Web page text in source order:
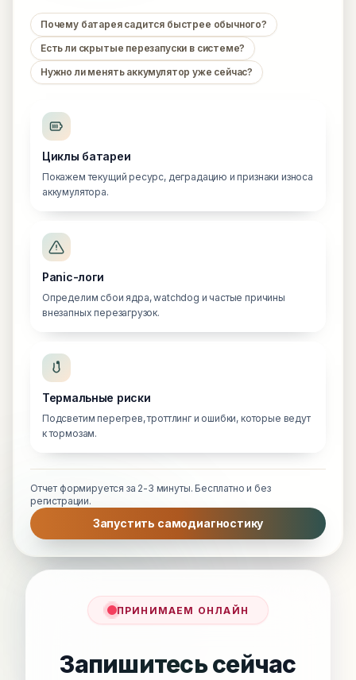
Почему батарея садится быстрее обычного?
Есть ли скрытые перезапуски в системе?
Нужно ли менять аккумулятор уже сейчас?
Циклы батареи
Покажем текущий ресурс, деградацию и признаки износа
аккумулятора.
Panic-логи
Определим сбои ядра, watchdog и частые причины
внезапных перезагрузок.
Термальные риски
Подсветим перегрев, троттлинг и ошибки, которые ведут
к тормозам.
Отчет формируется за 2-3 минуты. Бесплатно и без
регистрации.
Запустить самодиагностику
ПРИНИМАЕМ ОНЛАЙН
Запишитесь сейчас